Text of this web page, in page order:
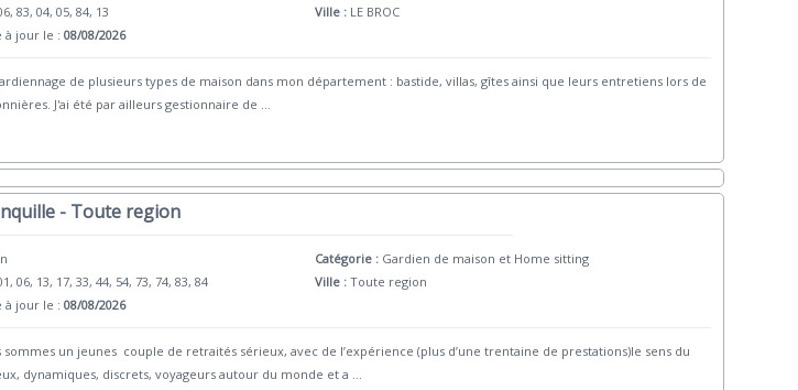
83, 04, 05, 84, 13
à jour le :08/08/2026
Ville : LE BROC
de plusieurs types de maison dans mon département : bastide, villas, gîtes ainsi que leurs entretiens lors de
J'ai été par ailleurs gestionnaire de
- Toute region
06, 13, 17, 33, 44, 54, 73, 74, 83, 84
à jour le :08/08/2026
Catégorie : Gardien de maison et Home sitting
Ville : Toute region
sommes un jeunes couple de retraités sérieux, avec de l’expérience (plus d’une trentaine de prestations)le sens du
dynamiques, discrets, voyageurs autour du monde et a ...